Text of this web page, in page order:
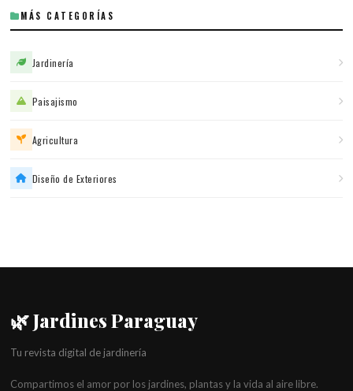
MÁS CATEGORÍAS
Jardinería
Paisajismo
Agricultura
Diseño de Exteriores
🌿 Jardines Paraguay
Tu revista digital de jardinería
Compartimos el amor por los jardines, plantas y la vida al aire libre.